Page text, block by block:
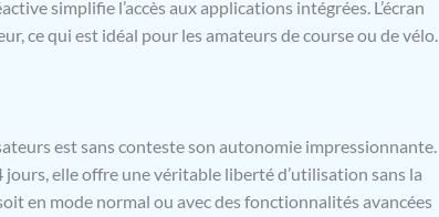
tronc : N/A W/kg Le débit d’absorption spécifique
quantifie l’exposition de l’utilisateurs aux ondes
de l’équipement concerné. Le DAS maximal
siège social au 18-20 quai du point du jour, 92100
Billancourt, et enregistrée auprès du RCS de Nanterre
451 063 739
simplifie l’accès aux applications intégrées. L’écran
ce qui est idéal pour les amateurs de course ou de vélo.
est sans conteste son autonomie impressionnante.
elle offre une véritable liberté d’utilisation sans la
en mode normal ou avec des fonctionnalités avancées